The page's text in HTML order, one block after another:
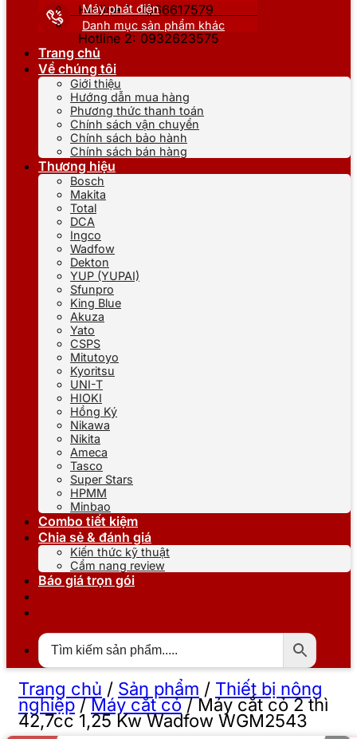
Hotline 1: 0866617579
Hotline 2: 0932623575
Máy phát điện
Danh mục sản phẩm khác
Trang chủ
Về chúng tôi
Giới thiệu
Hướng dẫn mua hàng
Phương thức thanh toán
Chính sách vận chuyển
Chính sách bảo hành
Chính sách bán hàng
Thương hiệu
Bosch
Makita
Total
DCA
Ingco
Wadfow
Dekton
YUP (YUPAI)
Sfunpro
King Blue
Akuza
Yato
CSPS
Mitutoyo
Kyoritsu
UNI-T
HIOKI
Hồng Ký
Nikawa
Nikita
Ameca
Tasco
Super Stars
HPMM
Minbao
Combo tiết kiệm
Chia sẻ & đánh giá
Kiến thức kỹ thuật
Cẩm nang review
Báo giá trọn gói
Trang chủ / Sản phẩm / Thiết bị nông
nghiệp/Máy cắt cỏ/Máy cắt cỏ 2 thì
42,7cc 1,25 Kw Wadfow WGM2543